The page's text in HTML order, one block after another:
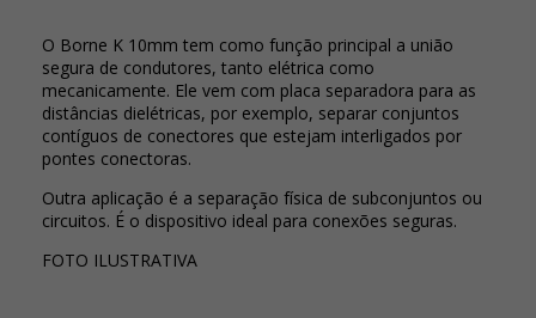
O Borne K 10mm tem como função principal a união
segura de condutores, tanto elétrica como
mecanicamente. Ele vem com placa separadora para as
distâncias dielétricas, por exemplo, separar conjuntos
contíguos de conectores que estejam interligados por
pontes conectoras.
Outra aplicação é a separação física de subconjuntos ou
circuitos. É o dispositivo ideal para conexões seguras.
FOTO ILUSTRATIVA